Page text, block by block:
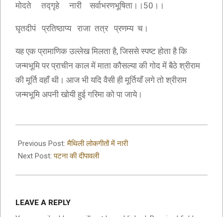
मोदते तद्गृहे नारी सर्वाभरणभूषिता।।50।।
घृतदीपं प्रतिष्ठाप्य राजा तत्र प्रणम्य च।
यह एक प्रामाणिक उल्लेख मिलता है, जिससे स्पष्ट होता है कि
जन्मभूमि पर प्राचीन काल में माता कौसल्या की गोद में बैठे श्रीराम
की मूर्ति वहाँ थी। आज भी यदि वैसी ही मूर्तियाँ लगे तो श्रीराम
जन्मभूमि अपनी खोयी हुई गरिमा को पा जाये।
08-
15
Previous Post:मैथिली लोकगीतों में नारी
Next Post:पटना की दीपावली
LEAVE A REPLY